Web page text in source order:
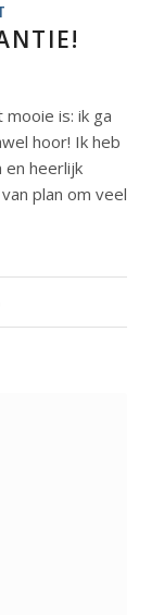
mooie is: ik ga
hoor! Ik heb
heerlijk
plan om veel